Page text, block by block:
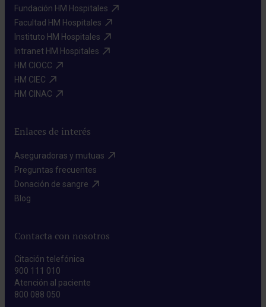
Fundación HM Hospitales​
Facultad HM Hospitales​
Instituto HM Hospitales​
Intranet HM Hospitales​
HM CIOCC​
HM CIEC​
HM CINAC​
Enlaces de interés
Aseguradoras y mutuas​
Preguntas frecuentes​
Donación de sangre​
Blog​
Contacta con nosotros
Citación telefónica
900 111 010
Atención al paciente
800 088 050